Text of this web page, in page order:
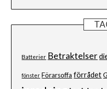
Batterier Betraktelser
fönster Förarsoffa förrådet